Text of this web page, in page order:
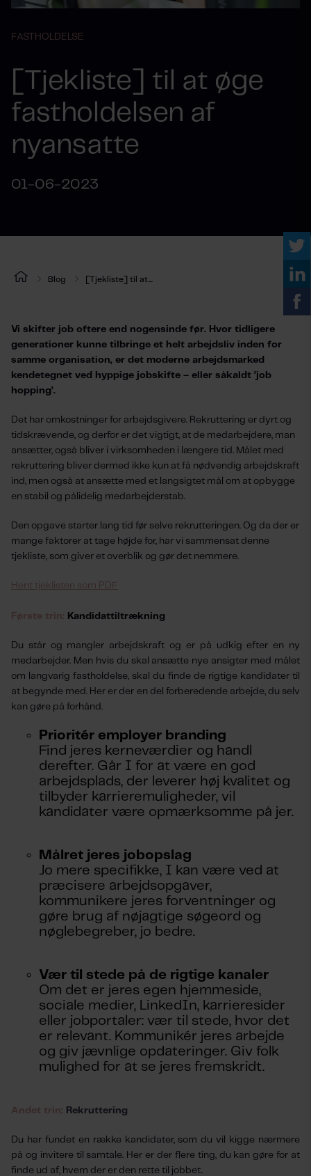
FASTHOLDELSE
[Tjekliste] til at øge
fastholdelsen af
nyansatte
01-06-2023
Blog [Tjekliste] til at...
Vi skifter job oftere end nogensinde før. Hvor tidligere
generationer kunne tilbringe et helt arbejdsliv inden for
samme organisation, er det moderne arbejdsmarked
kendetegnet ved hyppige jobskifte – eller såkaldt ’job
hopping’.
Det har omkostninger for arbejdsgivere. Rekruttering er dyrt og
tidskrævende, og derfor er det vigtigt, at de medarbejdere, man
ansætter, også bliver i virksomheden i længere tid. Målet med
rekruttering bliver dermed ikke kun at få nødvendig arbejdskraft
ind, men også at ansætte med et langsigtet mål om at opbygge
en stabil og pålidelig medarbejderstab.
Den opgave starter lang tid før selve rekrutteringen. Og da der er
mange faktorer at tage højde for, har vi sammensat denne
tjekliste, som giver et overblik og gør det nemmere.
Hent tjeklisten som PDF
Første trin: Kandidattiltrækning
Du står og mangler arbejdskraft og er på udkig efter en ny
medarbejder. Men hvis du skal ansætte nye ansigter med målet
om langvarig fastholdelse, skal du finde de rigtige kandidater til
at begynde med. Her er der en del forberedende arbejde, du selv
kan gøre på forhånd.
Prioritér employer branding
Find jeres kerneværdier og handl
derefter. Går I for at være en god
arbejdsplads, der leverer høj kvalitet og
tilbyder karrieremuligheder, vil
kandidater være opmærksomme på jer.
Målret jeres jobopslag
Jo mere specifikke, I kan være ved at
præcisere arbejdsopgaver,
kommunikere jeres forventninger og
gøre brug af nøjagtige søgeord og
nøglebegreber, jo bedre.
Vær til stede på de rigtige kanaler
Om det er jeres egen hjemmeside,
sociale medier, LinkedIn, karrieresider
eller jobportaler: vær til stede, hvor det
er relevant. Kommunikér jeres arbejde
og giv jævnlige opdateringer. Giv folk
mulighed for at se jeres fremskridt.
Andet trin: Rekruttering
Du har fundet en række kandidater, som du vil kigge nærmere
på og invitere til samtale. Her er der flere ting, du kan gøre for at
finde ud af, hvem der er den rette til jobbet.